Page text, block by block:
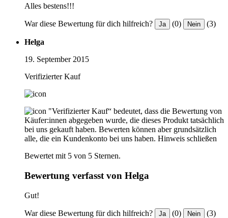
Alles bestens!!!
War diese Bewertung für dich hilfreich? Ja (0) Nein (3)
Helga
19. September 2015
Verifizierter Kauf
"Verifizierter Kauf“ bedeutet, dass die Bewertung von
Käufer:innen abgegeben wurde, die dieses Produkt tatsächlich
bei uns gekauft haben. Bewerten können aber grundsätzlich
alle, die ein Kundenkonto bei uns haben. Hinweis schließen
Bewertet mit 5 von 5 Sternen.
Bewertung verfasst von Helga
Gut!
War diese Bewertung für dich hilfreich? Ja (0) Nein (3)